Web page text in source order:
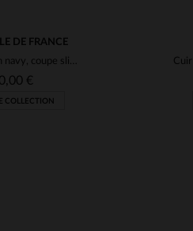
DE FRANCE
Cuir de mouton navy, coupe slim : le bomber Redskins aviateur.
€
COLLECTION